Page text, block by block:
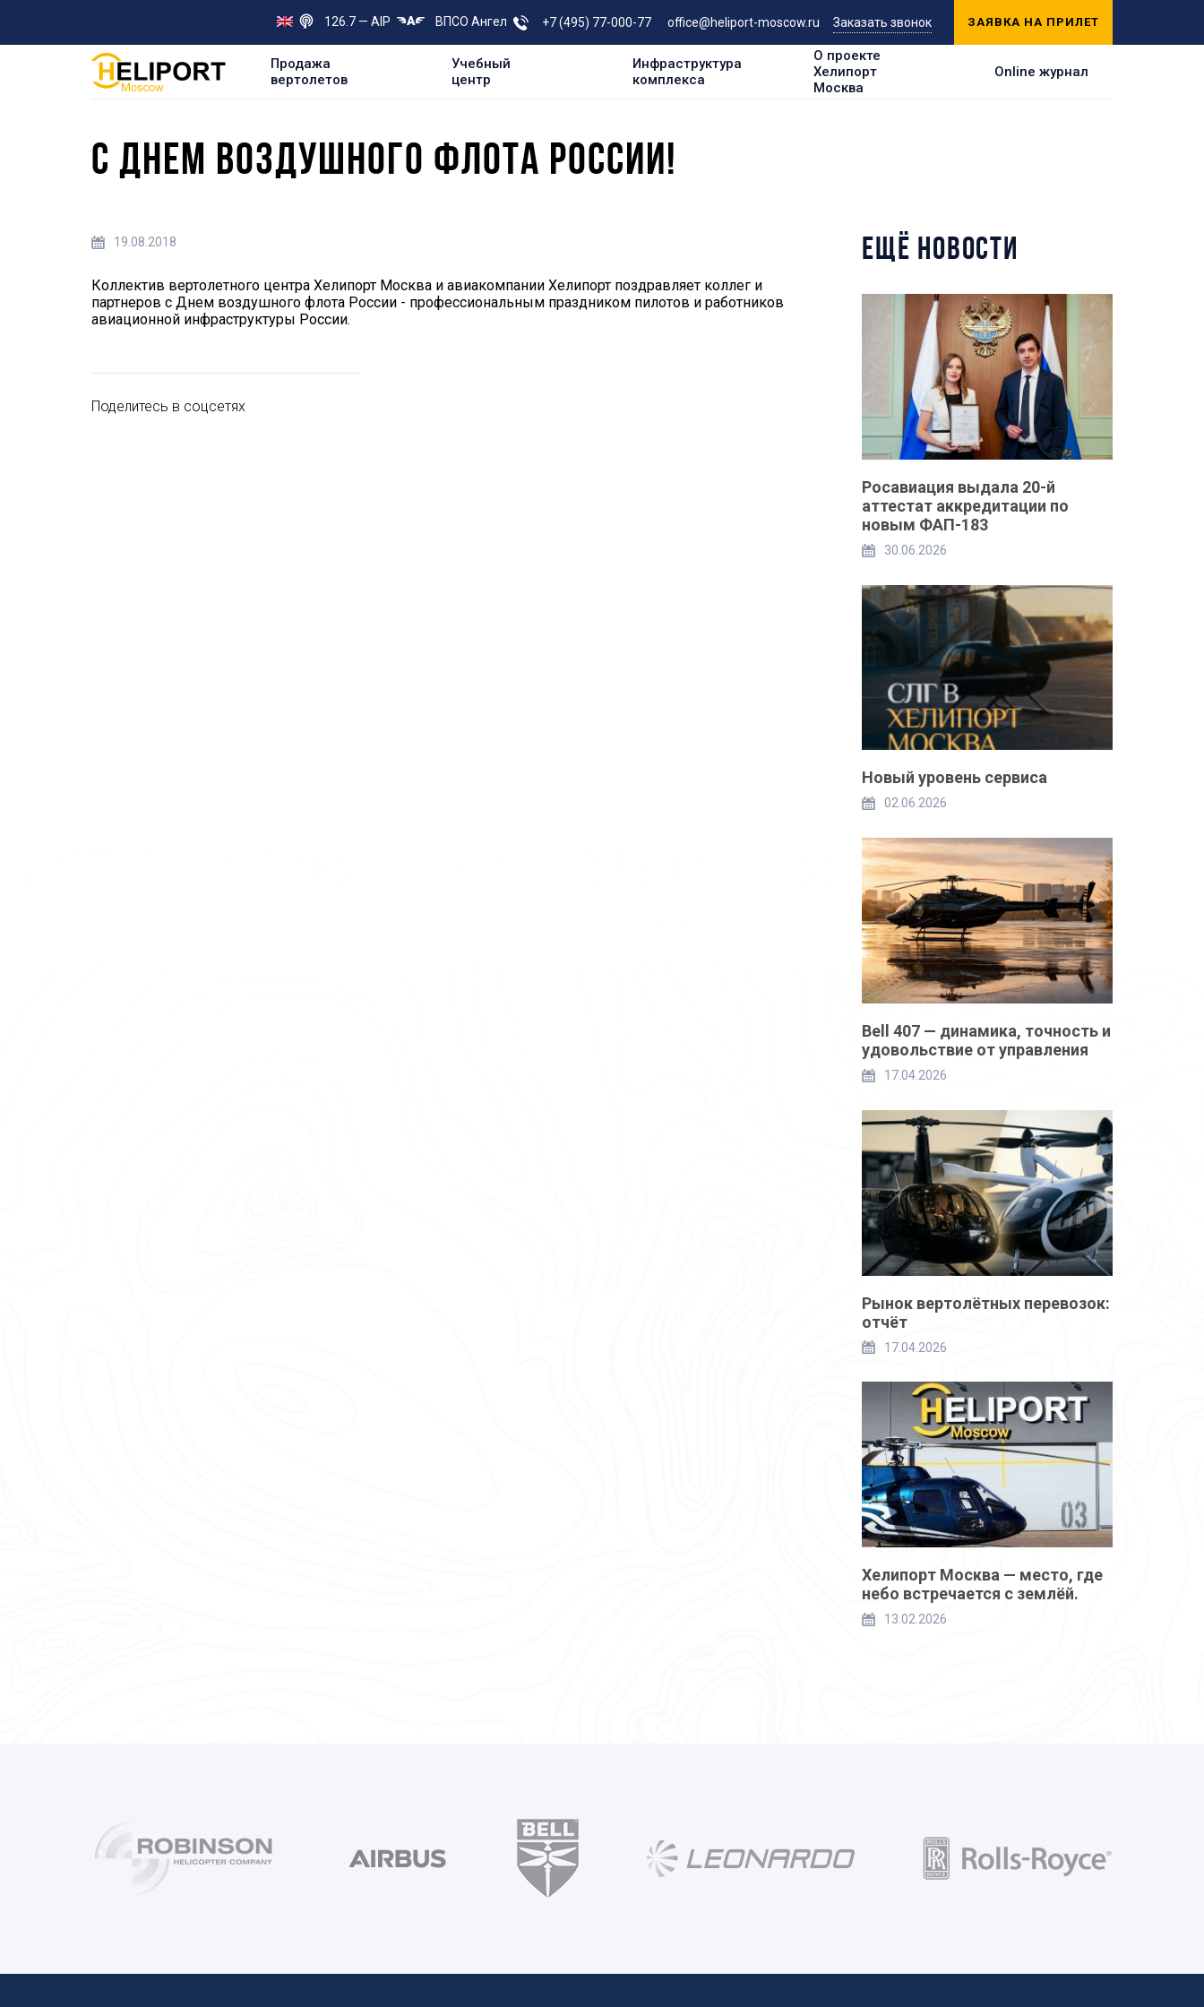
126.7 — AIP ВПСО Ангел +7 (495) 77-000-77 office@heliport-moscow.ru Заказать звонок ЗАЯВКА НА ПРИЛЕТ
Продажа
вертолетов
Учебный
центр
Инфраструктура
комплекса
О проекте
Хелипорт
Москва
Online журнал
С ДНЕМ ВОЗДУШНОГО ФЛОТА РОССИИ!
19.08.2018
Коллектив вертолетного центра Хелипорт Москва и авиакомпании Хелипорт поздравляет коллег и
партнеров с Днем воздушного флота России - профессиональным праздником пилотов и работников
авиационной инфраструктуры России.
Поделитесь в соцсетях
ЕЩЁ НОВОСТИ
Росавиация выдала 20-й
аттестат аккредитации по
новым ФАП-183
30.06.2026
Новый уровень сервиса
02.06.2026
Bell 407 — динамика, точность и
удовольствие от управления
17.04.2026
Рынок вертолётных перевозок:
отчёт
17.04.2026
Хелипорт Москва — место, где
небо встречается с землёй.
13.02.2026